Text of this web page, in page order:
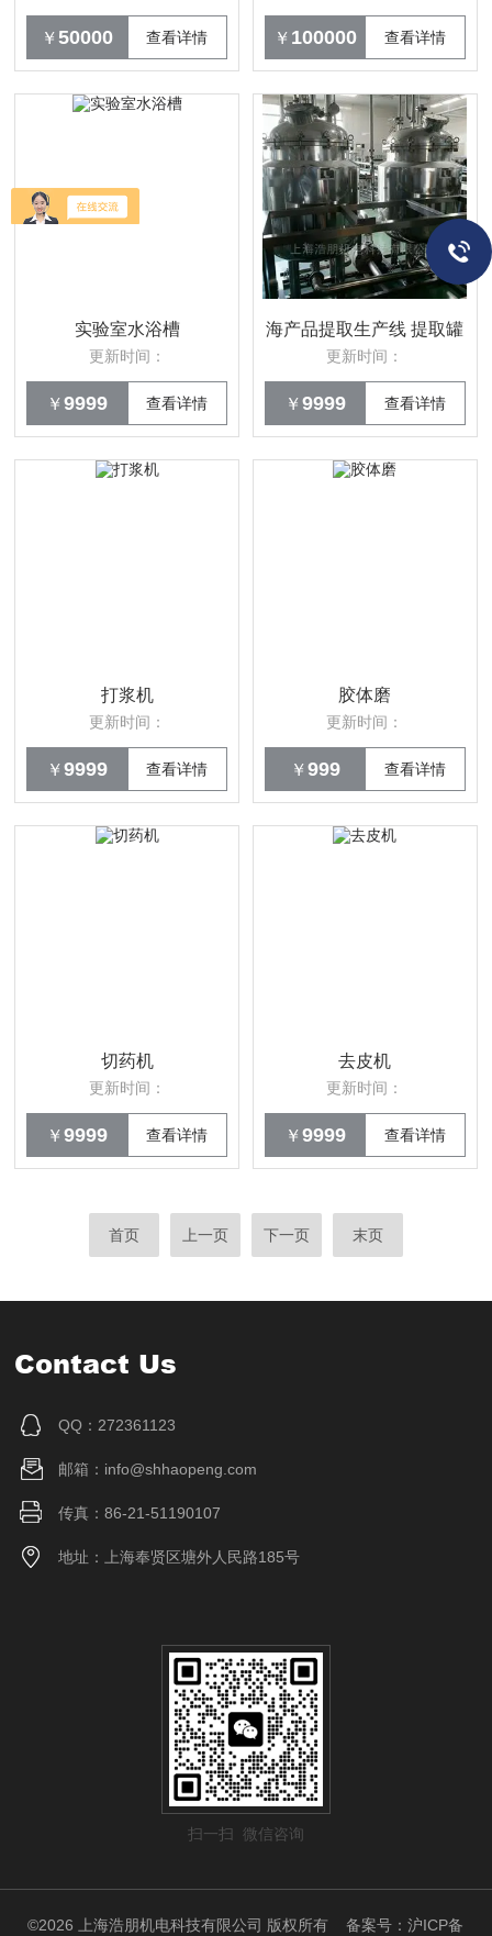
￥50000 查看详情 ￥ 100000 查看详情
实验室水浴槽
更新时间：
￥9999 查看详情
海产品提取生产线 提取罐
更新时间：
￥9999 查看详情
打浆机
更新时间：
￥9999 查看详情
胶体磨
更新时间：
￥999 查看详情
切药机
更新时间：
￥9999 查看详情
去皮机
更新时间：
￥9999 查看详情
首页 上一页 下一页 末页
Contact Us
QQ：272361123
邮箱：info@shhaopeng.com
传真：86-21-51190107
地址：上海奉贤区塘外人民路185号
扫一扫 微信咨询
©2026 上海浩朋机电科技有限公司 版权所有备案号：沪ICP备